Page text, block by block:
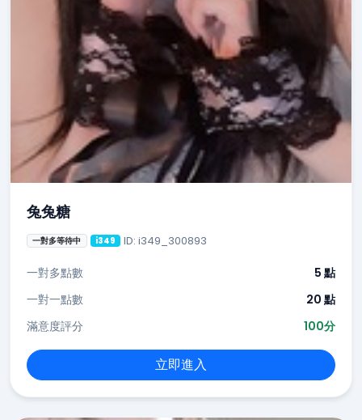
兔兔糖
一對多等待中 i349 ID: i349_300893
一對多點數
5 點
一對一點數
20 點
滿意度評分
100分
立即進入